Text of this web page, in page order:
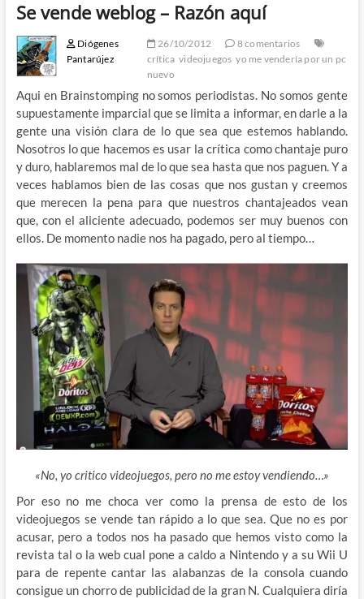
Se vende weblog – Razón aquí
Diógenes
Pantarújez
26/10/2012
8 comentarios
crítica videojuegos yo me vendería por un pc
nuevo
Aqui en Brainstomping no somos periodistas. No somos gente
supuestamente imparcial que se limita a informar, en darle a la
gente una visión clara de lo que sea que estemos hablando.
Nosotros lo que hacemos es usar la crítica como chantaje puro
y duro, hablaremos mal de lo que sea hasta que nos paguen. Y a
veces hablamos bien de las cosas que nos gustan y creemos
que merecen la pena para que nuestros chantajeados vean
que, con el aliciente adecuado, podemos ser muy buenos con
ellos. De momento nadie nos ha pagado, pero al tiempo…
«No, yo critico videojuegos, pero no me estoy vendiendo…»
Por eso no me choca ver como la prensa de esto de los
videojuegos se vende tan rápido a lo que sea. Que no es por
acusar, pero a todos nos ha pasado que hemos visto como la
revista tal o la web cual pone a caldo a Nintendo y a su Wii U
para de repente cantar las alabanzas de la consola cuando
consigue un chorro de publicidad de la gran N. Cualquiera diría